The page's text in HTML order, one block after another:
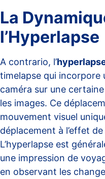
La
l’Hyperlapse
A contrario, l’
timelapse qui incorpore
caméra sur une
les images. Ce
mouvement visuel
déplacement à l’effet
L’hyperlapse est
une impression de
en observant les